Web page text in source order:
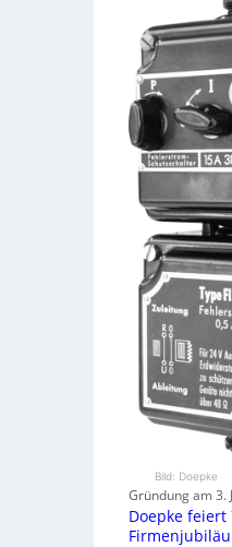
Bild: Doepke
Gründung am 3.
Doepke feiert